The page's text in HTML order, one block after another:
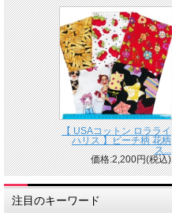
【 USAコットン ロラライ
ハリス 】ビーチ柄 花柄
ス...
価格:2,200円(税込)
注目のキーワード